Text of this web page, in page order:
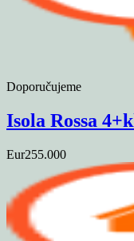
Doporučujeme
Isola Rossa
Eur255.000